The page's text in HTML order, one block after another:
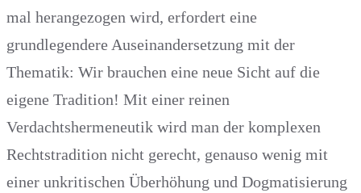
mal herangezogen wird, erfordert eine
grundlegendere Auseinandersetzung mit der
Thematik: Wir brauchen eine neue Sicht auf die
eigene Tradition! Mit einer reinen
Verdachtshermeneutik wird man der komplexen
Rechtstradition nicht gerecht, genauso wenig mit
einer unkritischen Überhöhung und Dogmatisierung